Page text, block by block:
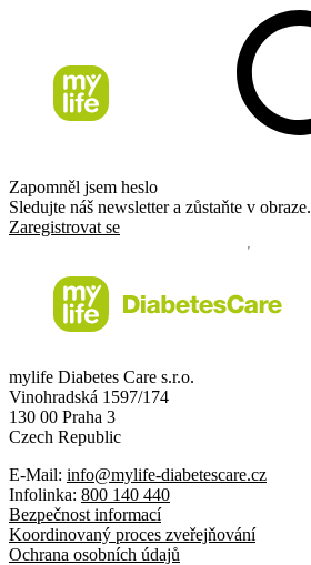
Zapomněl jsem heslo
Sledujte náš newsletter a zůstaňte v obraze.
Zaregistrovat se
mylife Diabetes Care s.r.o.
Vinohradská 1597/174
130 00 Praha 3
Czech Republic
E-Mail: info@mylife-diabetescare.cz
Infolinka: 800 140 440
Bezpečnost informací
Koordinovaný proces zveřejňování
Ochrana osobních údajů